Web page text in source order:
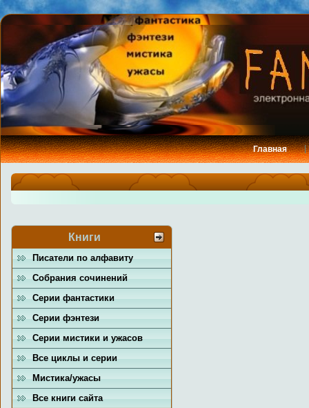
Главная
Книги
Писатели по алфавиту
Собрания сочинений
Серии фантастики
Серии фэнтези
Серии мистики и ужасов
Все циклы и серии
Мистика/ужасы
Все книги сайта